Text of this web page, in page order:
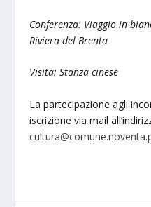
Conferenza: Viaggio in
Riviera del Brenta
Visita: Stanza cinese
La partecipazione agli
iscrizione via mail